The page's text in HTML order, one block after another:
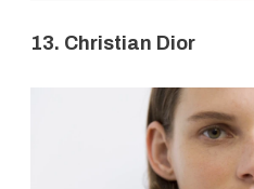
13. Christian Dior